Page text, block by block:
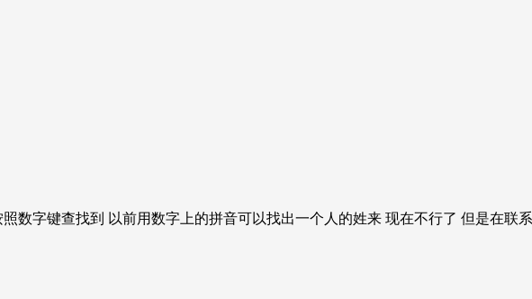
数字键查找到 以前用数字上的拼音可以找出一个人的姓来 现在不行了 但是在联